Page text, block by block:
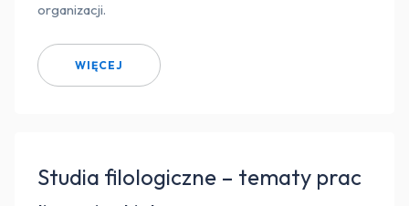
organizacji.
WIĘCEJ
Studia filologiczne – tematy prac